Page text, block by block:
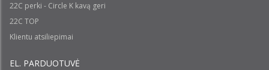
22C perki - Circle K kavą geri
22C TOP
Klientu atsiliepimai
EL. PARDUOTUVĖ